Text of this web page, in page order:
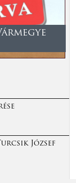
József